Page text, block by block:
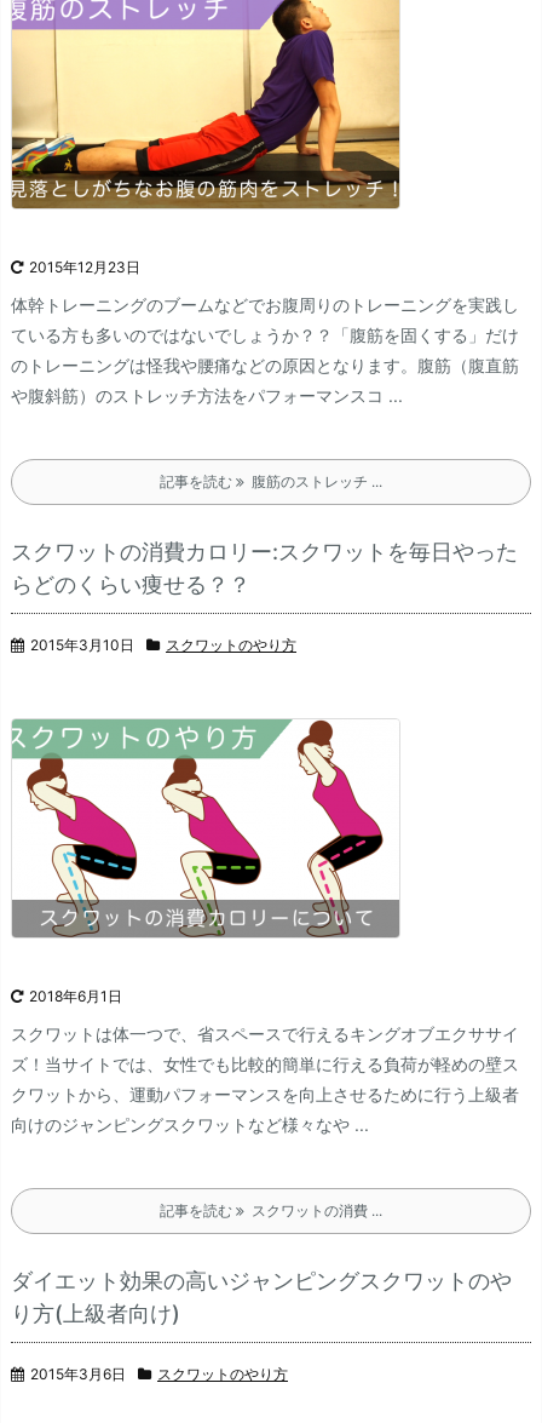
2015年12月23日
体幹トレーニングのブームなどでお腹周りのトレーニングを実践し
ている方も多いのではないでしょうか？？
「腹筋を固くする」だけ
のトレーニングは怪我や腰痛などの原因となります。腹筋（腹直筋
や腹斜筋）のストレッチ方法をパフォーマンスコ ...
記事を読む 腹筋のストレッチ ...
スクワットの消費カロリー:スクワットを毎日やった
らどのくらい痩せる？？
2015年3月10日 スクワットのやり方
2018年6月1日
スクワットは体一つで、省スペースで行えるキングオブエクササイ
ズ！ 当サイトでは、女性でも比較的簡単に行える負荷が軽めの壁ス
クワットから、運動パフォーマンスを向上させるために行う上級者
向けのジャンピングスクワットなど様々なや ...
記事を読む スクワットの消費 ...
ダイエット効果の高いジャンピングスクワットのや
り方(上級者向け)
2015年3月6日 スクワットのやり方